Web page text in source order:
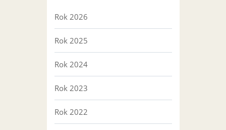
Rok 2026
Rok 2025
Rok 2024
Rok 2023
Rok 2022